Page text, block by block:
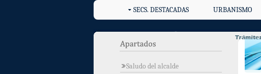
SECS. DESTACADAS URBANISMO
Saludo del alcalde